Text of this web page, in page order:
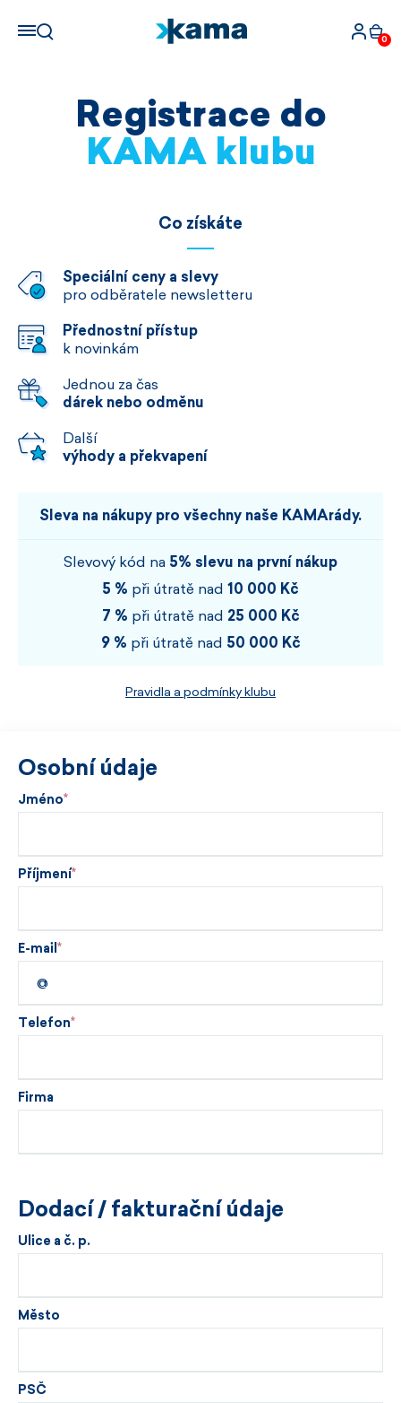
0
Registrace do
KAMA klubu
Co získáte
Speciální ceny a slevy
pro odběratele newsletteru
Přednostní přístup
k novinkám
Jednou za čas
dárek nebo odměnu
Další
výhody a překvapení
Sleva na nákupy pro všechny naše KAMArády.
Slevový kód na 5% slevu na první nákup
5 % při útratě nad 10 000 Kč
7 % při útratě nad 25 000 Kč
9 % při útratě nad 50 000 Kč
Pravidla a podmínky klubu
Osobní údaje
Jméno
Příjmení
E-mail
Telefon
Firma
Dodací / fakturační údaje
Ulice a č. p.
Město
PSČ